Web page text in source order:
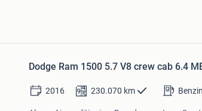
Dodge Ram 1500 5.7 V8 crew cab 6.4
2016 230.070 km